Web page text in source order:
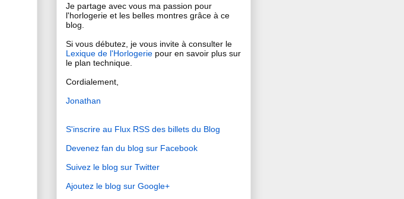
Je partage avec vous ma passion pour
l'horlogerie et les belles montres grâce à ce
blog.
Si vous débutez, je vous invite à consulter le
Lexique de l'Horlogerie pour en savoir plus sur
le plan technique.
Cordialement,
Jonathan
S'inscrire au Flux RSS des billets du Blog
Devenez fan du blog sur Facebook
Suivez le blog sur Twitter
Ajoutez le blog sur Google+